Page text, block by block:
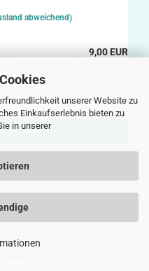
unserer Website zu
Einkaufserlebnis bieten zu
in unserer
abweichend)
9,00 EUR